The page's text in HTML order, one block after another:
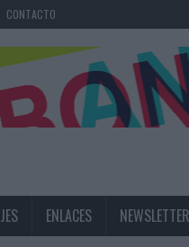
CONTACTO
ENLACES NEWSLETTER